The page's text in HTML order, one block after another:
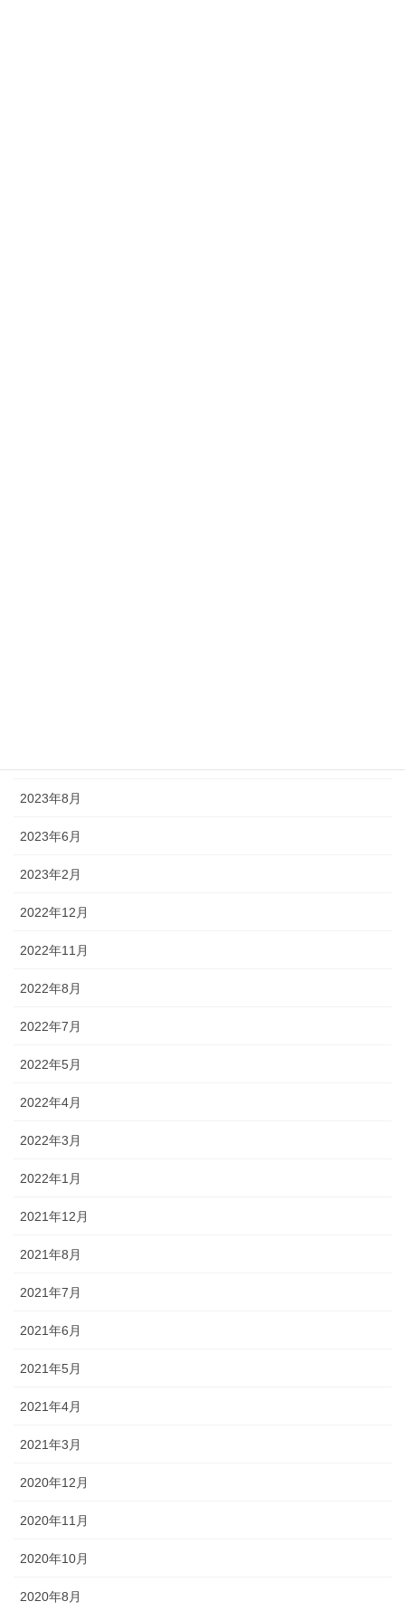
2023年8月
2023年6月
2023年2月
2022年12月
2022年11月
2022年8月
2022年7月
2022年5月
2022年4月
2022年3月
2022年1月
2021年12月
2021年8月
2021年7月
2021年6月
2021年5月
2021年4月
2021年3月
2020年12月
2020年11月
2020年10月
2020年8月